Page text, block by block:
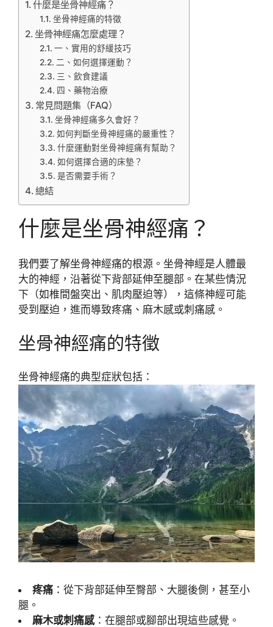
什麼是坐骨神經痛？
坐骨神經痛的特徵
坐骨神經痛怎麼處理？
一、實用的舒緩技巧
二、如何選擇運動？
三、飲食建議
四、藥物治療
常見問題集（FAQ）
坐骨神經痛多久會好？
如何判斷坐骨神經痛的嚴重性？
什麼運動對坐骨神經痛有幫助？
如何選擇合適的床墊？
是否需要手術？
總結
什麼是坐骨神經痛？
我們要了解坐骨神經痛的根源。坐骨神經是人體最
大的神經，沿著從下背部延伸至腿部。在某些情況
下（如椎間盤突出、肌肉壓迫等），這條神經可能
受到壓迫，進而導致疼痛、麻木感或刺痛感。
坐骨神經痛的特徵
坐骨神經痛的典型症狀包括：
疼痛 ：從下背部延伸至臀部、大腿後側，甚至小
腿。
麻木或刺痛感：在腿部或腳部出現這些感覺。